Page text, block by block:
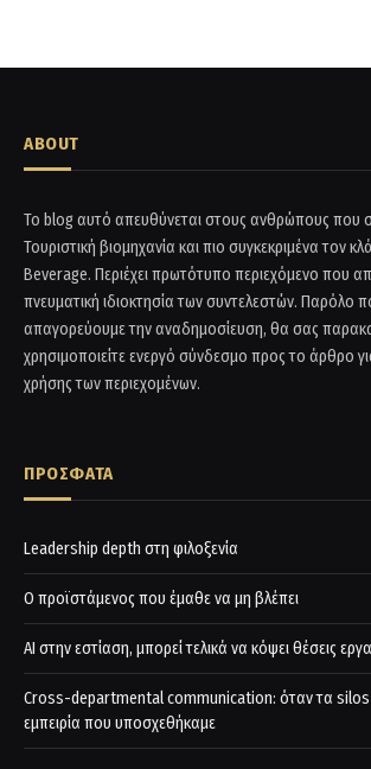
ABOUT
Το blog αυτό απευθύνεται στους ανθρώπους που
Τουριστική βιομηχανία και πιο συγκεκριμένα τον
Beverage. Περιέχει πρωτότυπο περιεχόμενο που
πνευματική ιδιοκτησία των συντελεστών. Παρόλο
απαγορεύουμε την αναδημοσίευση, θα σας
χρησιμοποιείτε ενεργό σύνδεσμο προς το άρθρο
χρήσης των περιεχομένων.
ΠΡΟΣΦΑΤΑ
Leadership depth στη φιλοξενία
Ο προϊστάμενος που έμαθε να μη βλέπει
AI στην εστίαση, μπορεί τελικά να κόψει θέσεις
Cross-departmental communication: όταν τα silos
εμπειρία που υποσχεθήκαμε